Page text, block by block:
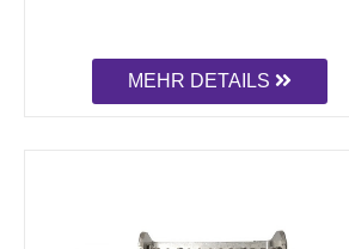
MEHR DETAILS